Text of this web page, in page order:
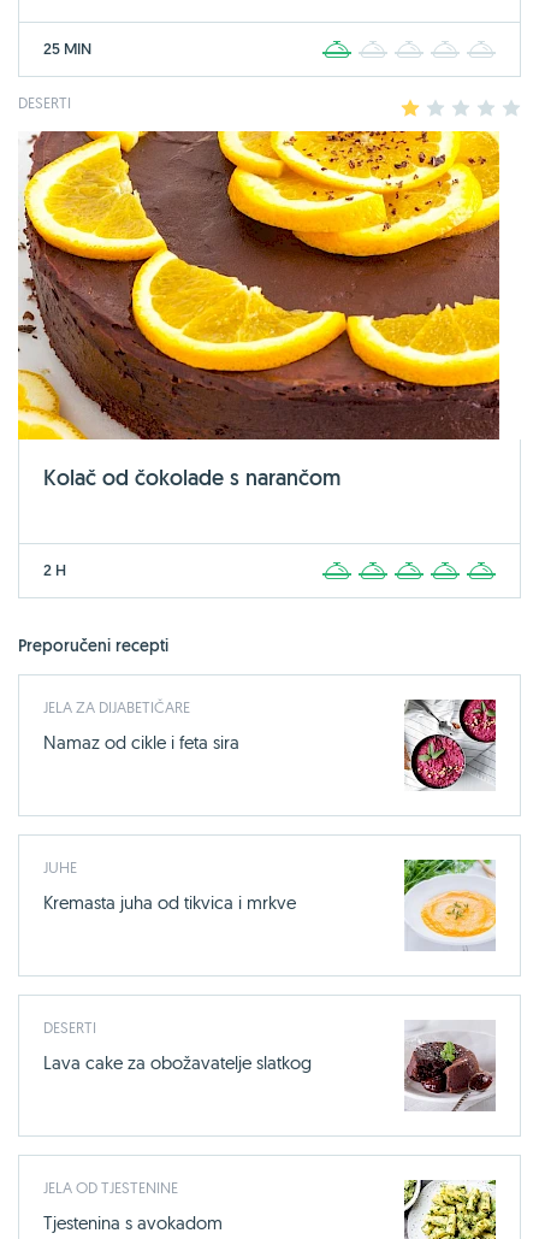
25 MIN 2 3 4
DESERTI 2 3 4
Kolač od čokolade s narančom
2 H 2 3 4
Preporučeni recepti
JELA ZA DIJABETIČARE
Namaz od cikle i feta sira
JUHE
Kremasta juha od tikvica i mrkve
DESERTI
Lava cake za obožavatelje slatkog
JELA OD TJESTENINE
Tjestenina s avokadom